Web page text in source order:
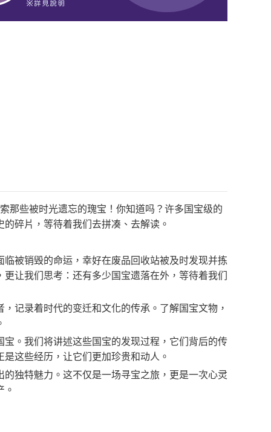
那些被时光遗忘的瑰宝！你知道吗？许多国宝级的
碎片，等待着我们去拼凑、去解读。
被销毁的命运，幸好在废品回收站被及时发现并拣
让我们思考：还有多少国宝遗落在外，等待着我们
记录着时代的变迁和文化的传承。了解国宝文物，
。我们将讲述这些国宝的发现过程，它们背后的传
这些经历，让它们更加珍贵和动人。
独特魅力。这不仅是一场寻宝之旅，更是一次心灵